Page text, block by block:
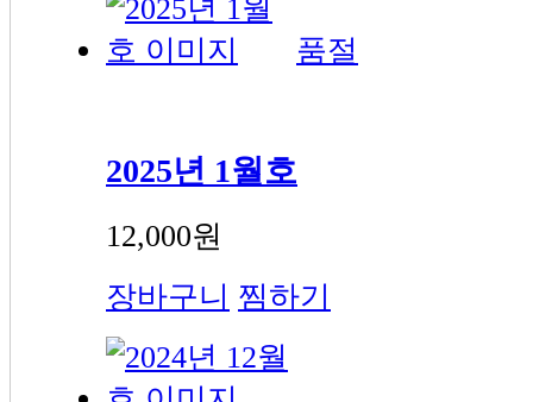
품절
2025년 1월호
12,000원
장바구니 찜하기